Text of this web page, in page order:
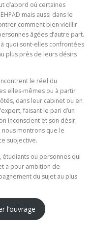
d’abord où certaines
mais aussi dans le
comment bien vieillir
âgées d’autre part.
quoi sont-elles confrontées
plus près de leurs désirs
le réel du
elles-mêmes ou à partir
dans leur cabinet ou en
faisant le pari d’un
inconscient et son désir.
montrons que le
subjective.
étudiants ou personnes qui
a pour ambition de
du sujet au plus
l’ouvrage